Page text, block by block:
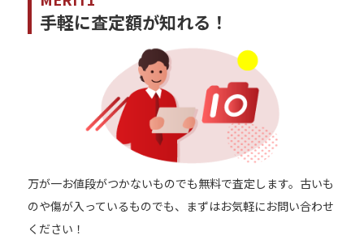
手軽に査定額が知れる！
万が⼀お値段がつかないものでも無料で査定します。古いも
のや傷が入っているものでも、まずはお気軽にお問い合わせ
ください！